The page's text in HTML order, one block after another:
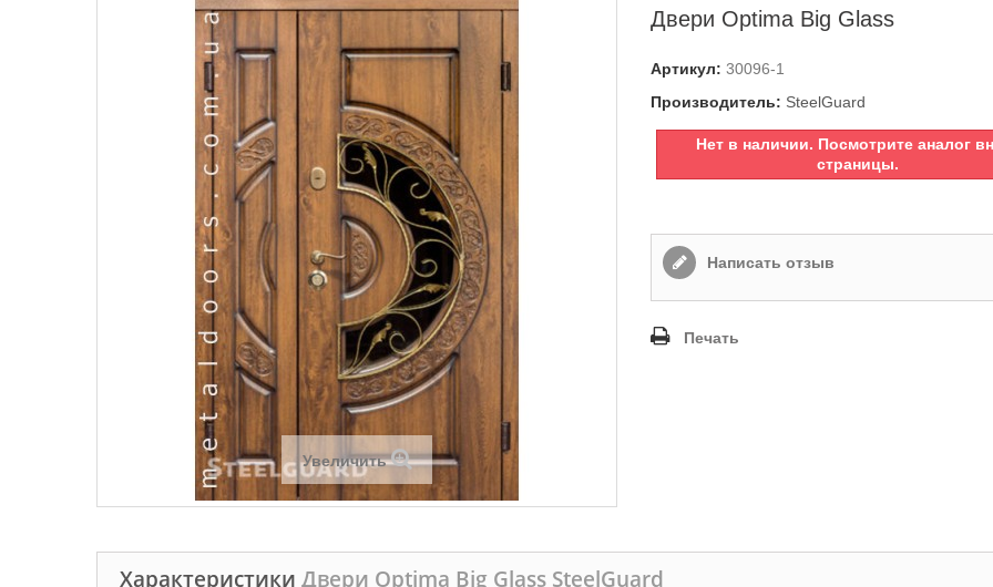
Увеличить
Двери Optima Big Glass
Артикул: 30096-1
Производитель: SteelGuard
Нет в наличии. Посмотрите аналог
страницы.
Написать отзыв
Печать
Характеристики Двери Optima Big Glass SteelGuard